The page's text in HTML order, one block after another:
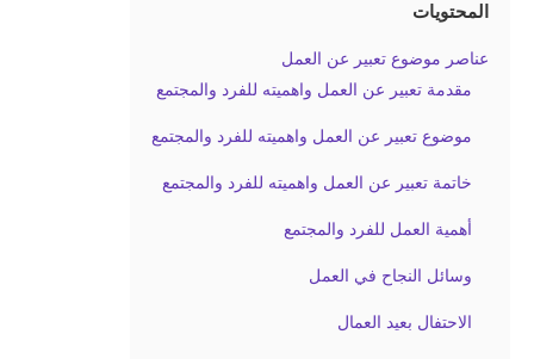
المحتويات
عناصر موضوع تعبير عن العمل
مقدمة تعبير عن العمل واهميته للفرد والمجتمع
موضوع تعبير عن العمل واهميته للفرد والمجتمع
خاتمة تعبير عن العمل واهميته للفرد والمجتمع
أهمية العمل للفرد والمجتمع
وسائل النجاح في العمل
الاحتفال بعيد العمال